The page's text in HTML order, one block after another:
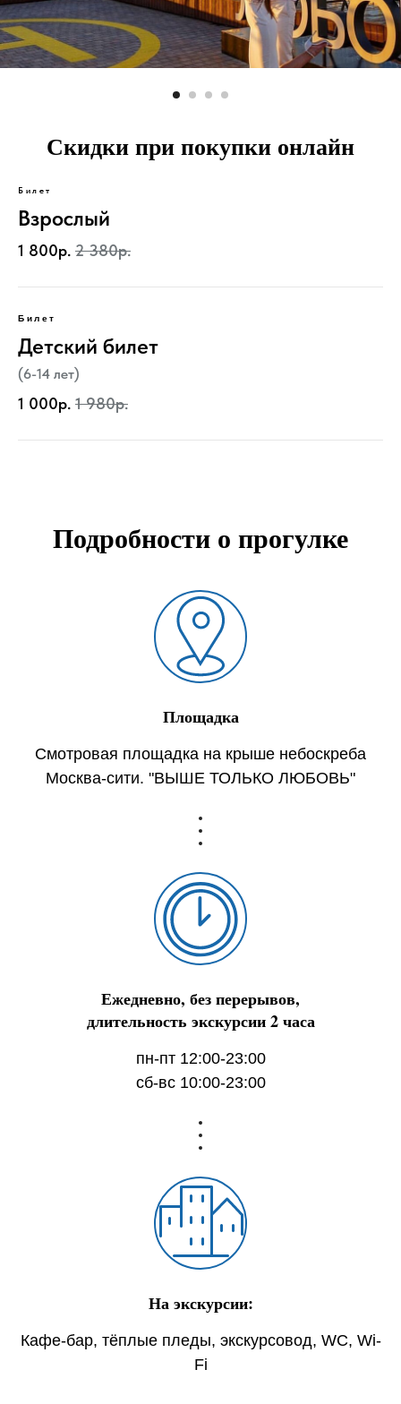
Скидки при покупки онлайн
Билет
Взрослый
1 800р. 2 380р.
Билет
Детский билет
(6-14 лет)
1 000р. 1 980р.
Подробности о прогулке
Площадка
Смотровая площадка на крыше небоскреба
Москва-сити. "ВЫШЕ ТОЛЬКО ЛЮБОВЬ"
Ежедневно, без перерывов,
длительность экскурсии 2 часа
пн-пт 12:00-23:00
cб-вс 10:00-23:00
На экскурсии:
Кафе-бар, тёплые пледы, экскурсовод, WC, Wi-
Fi